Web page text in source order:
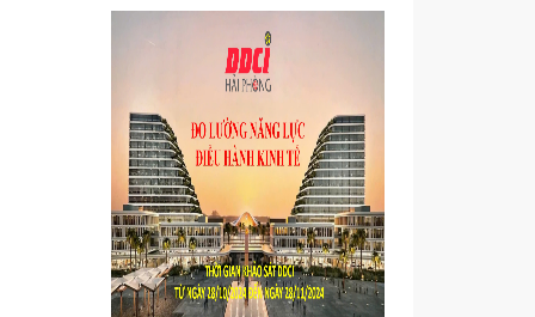
Triển khai Chương trình hỗ trợ
kinh doanh bền vững, nâng cao
năng lực cạnh tranh của doanh
nghiệp...
Thông tin các thông báo dự
thảo và thông báo có hiệu lực
về biện pháp an toàn thực
phẩm và kiểm...
Triển khai Chương trình quốc
gia về an toàn trong sử dụng